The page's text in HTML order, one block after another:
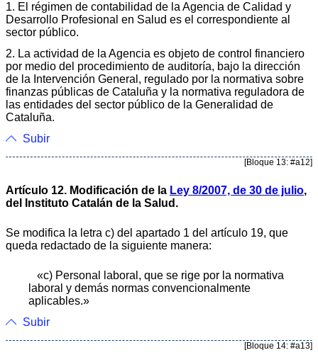
1. El régimen de contabilidad de la Agencia de Calidad y
Desarrollo Profesional en Salud es el correspondiente al
sector público.
2. La actividad de la Agencia es objeto de control financiero
por medio del procedimiento de auditoría, bajo la dirección
de la Intervención General, regulado por la normativa sobre
finanzas públicas de Cataluña y la normativa reguladora de
las entidades del sector público de la Generalidad de
Cataluña.
Subir
[Bloque 13: #a12]
Artículo 12. Modificación de la Ley 8/2007, de 30 de julio,
del Instituto Catalán de la Salud.
Se modifica la letra c) del apartado 1 del artículo 19, que
queda redactado de la siguiente manera:
«c) Personal laboral, que se rige por la normativa
laboral y demás normas convencionalmente
aplicables.»
Subir
[Bloque 14: #a13]